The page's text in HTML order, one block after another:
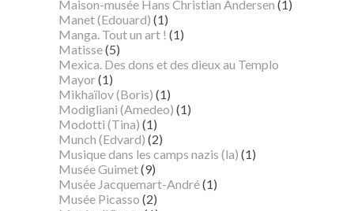
Maison-musée Hans Christian Andersen (1)
Manet (Edouard) (1)
Manga. Tout un art ! (1)
Matisse(5)
Mexica. Des dons et des dieux au Templo
Mayor(1)
Mikhaïlov (Boris) (1)
Modigliani (Amedeo) (1)
Modotti (Tina) (1)
Munch (Edvard) (2)
Musique dans les camps nazis (la) (1)
Musée Guimet(9)
Musée Jacquemart-André(1)
Musée Picasso (2)